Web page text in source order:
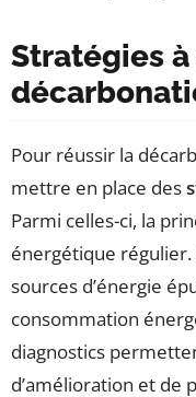
Stratégies
Pour réussir la
mettre en place des
Parmi celles-ci, la
énergétique
sources d’énergie
consommation
diagnostics
d’amélioration et de